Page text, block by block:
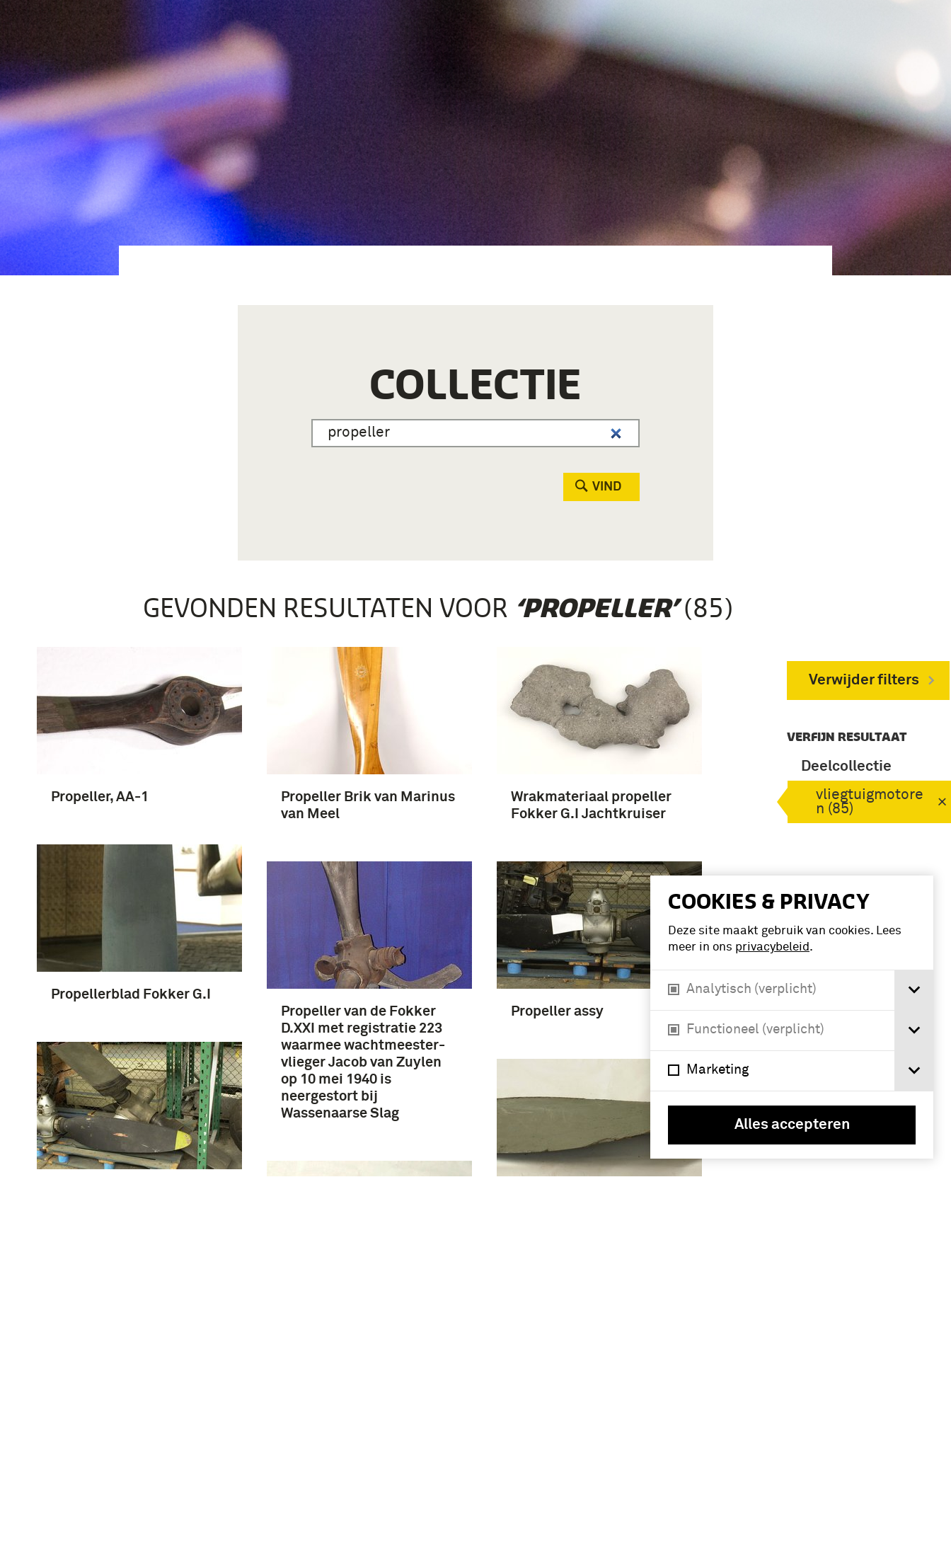
COOKIES & PRIVACY
Deze site maakt gebruik van cookies. Lees
meer in ons privacybeleid.
Analytisch (verplicht)
Functioneel (verplicht)
Marketing
Alles accepteren
COLLECTIE
VIND
GEVONDEN RESULTATEN VOOR ‘PROPELLER’(85)
Verwijder filters
VERFIJN RESULTAAT
Deelcollectie
vliegtuigmotore
n (85)
Propeller, AA-1
Propellerblad Fokker G.I
Propeller Brik van Marinus
van Meel
Propeller van de Fokker
D.XXI met registratie 223
waarmee wachtmeester-
vlieger Jacob van Zuylen
op 10 mei 1940 is
neergestort bij
Wassenaarse Slag
Wrakmateriaal propeller
Fokker G.I Jachtkruiser
Propeller assy